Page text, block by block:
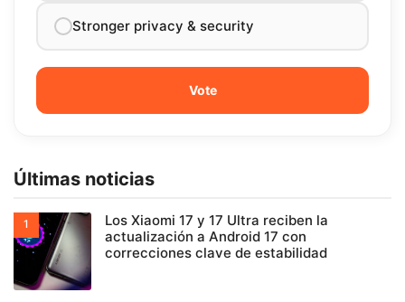
Stronger privacy & security
Últimas noticias
Los Xiaomi 17 y 17 Ultra reciben la
actualización a Android 17 con
correcciones clave de estabilidad